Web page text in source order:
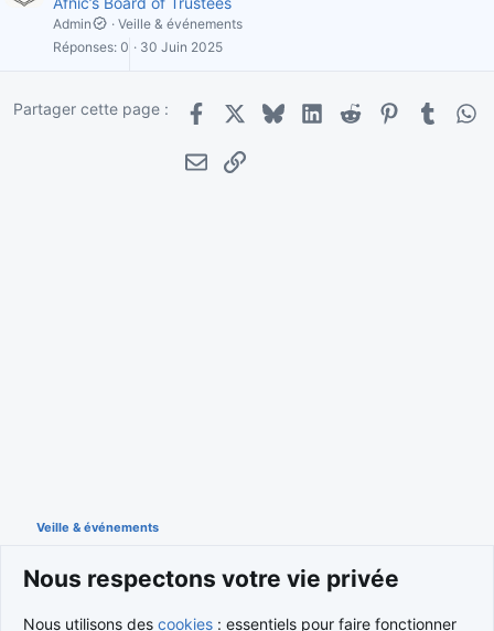
Admin
Veille & événements
Réponses 0 30 Juin 2025
Partager cette page :
Facebook
X BlueskyLinkedInRedditPinterestTumblr
E-mailLien
Veille & événements
Nous respectons votre vie privée
Nous utilisons des cookies : essentiels pour faire fonctionner